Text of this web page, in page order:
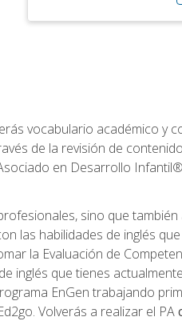
vocabulario académico y
de la revisión de
en Desarrollo
sino que
las habilidades de inglés
la Evaluación de
inglés que tienes
EnGen trabajando
Volverás a realizar el PA